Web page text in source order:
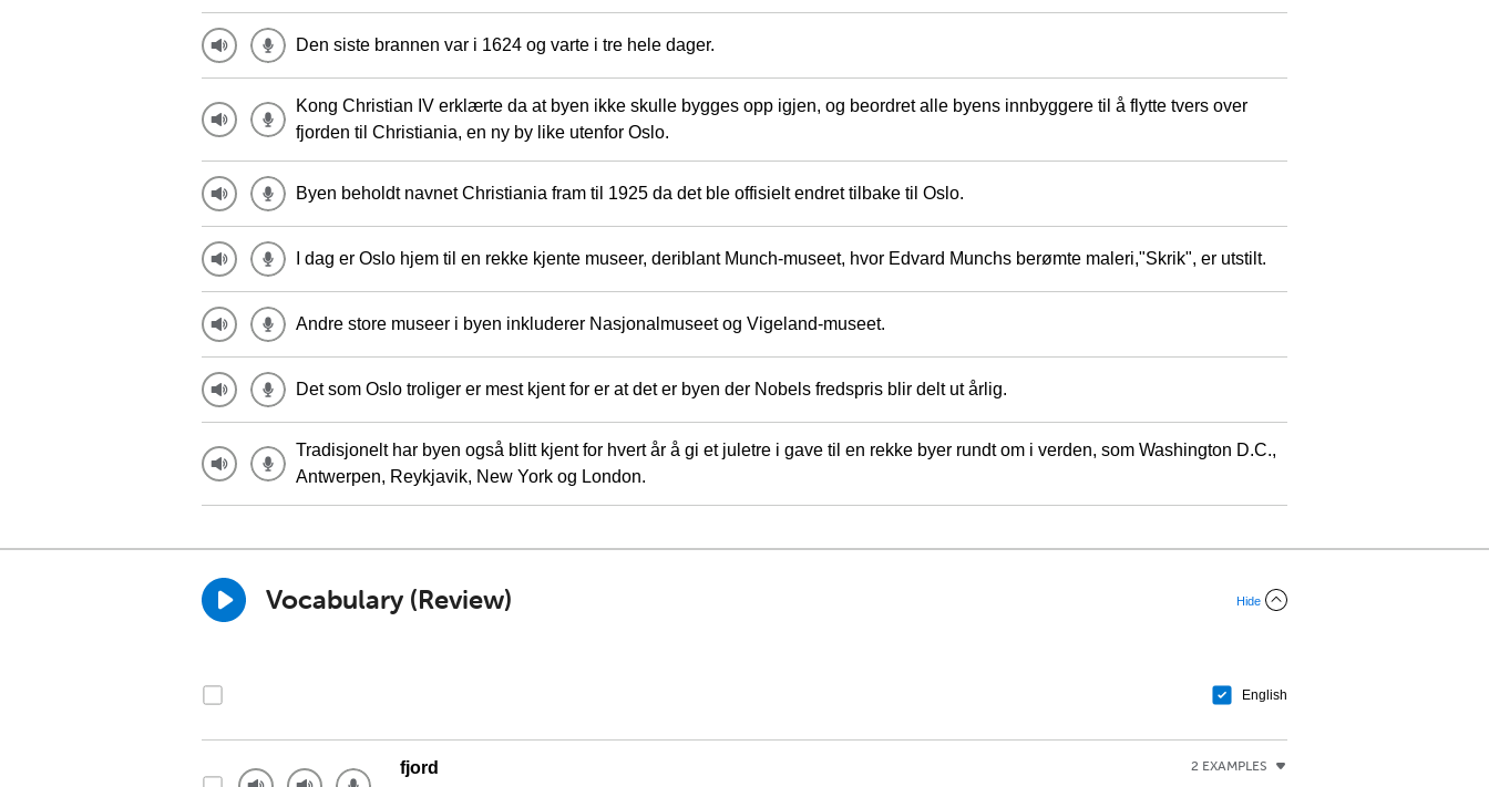
Den siste brannen var i 1624 og varte i tre hele dager.
Kong Christian IV erklærte da at byen ikke skulle bygges opp igjen, og beordret alle byens innbyggere til å flytte tvers over
fjorden til Christiania, en ny by like utenfor Oslo.
Byen beholdt navnet Christiania fram til 1925 da det ble offisielt endret tilbake til Oslo.
I dag er Oslo hjem til en rekke kjente museer, deriblant Munch-museet, hvor Edvard Munchs berømte maleri,"Skrik", er utstilt.
Andre store museer i byen inkluderer Nasjonalmuseet og Vigeland-museet.
Det som Oslo troliger er mest kjent for er at det er byen der Nobels fredspris blir delt ut årlig.
Tradisjonelt har byen også blitt kjent for hvert år å gi et juletre i gave til en rekke byer rundt om i verden, som Washington D.C.,
Antwerpen, Reykjavik, New York og London.
Vocabulary (Review) Hide
English
fjord 2 EXAMPLES